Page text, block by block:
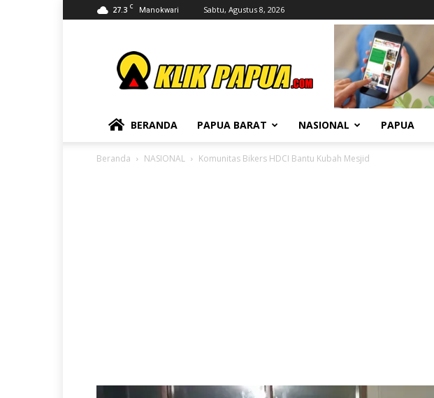
27.3 C Manokwari Sabtu, Agustus 8, 2026
BERANDA PAPUA BARAT NASIONAL PAPUA
Beranda NASIONAL Komunitas Bikers HDCI Bantu Kubah Mesjid